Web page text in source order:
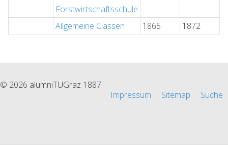
Forstwirtschaftsschule
Allgemeine Classen 1865 1872
© 2026 alumniTUGraz 1887
Impressum
Sitemap Suche